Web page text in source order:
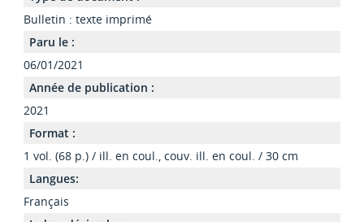
Bulletin : texte imprimé
Paru le :
06/01/2021
Année de publication :
2021
Format :
1 vol. (68 p.) / ill. en coul., couv. ill. en coul. / 30 cm
Langues:
Français